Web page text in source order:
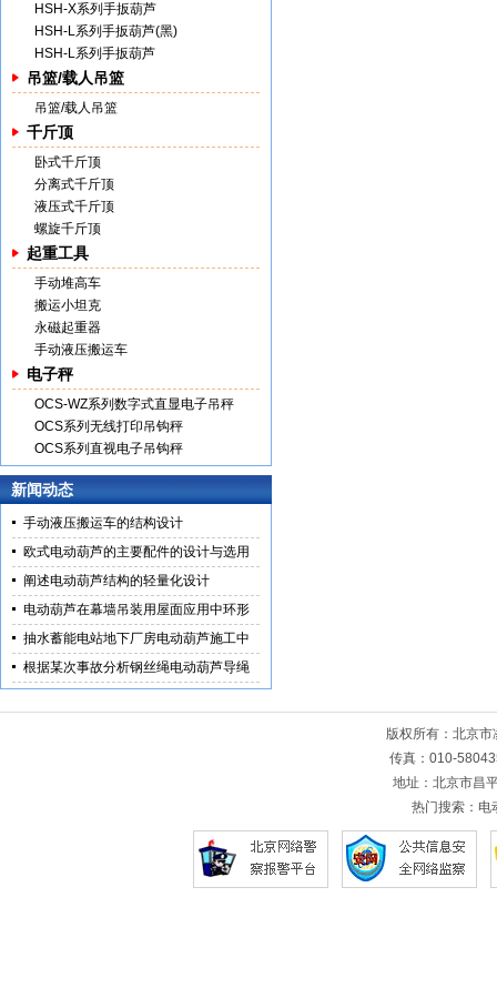
HSH-X系列手扳葫芦
HSH-L系列手扳葫芦(黑)
HSH-L系列手扳葫芦
吊篮/载人吊篮
吊篮/载人吊篮
千斤顶
卧式千斤顶
分离式千斤顶
液压式千斤顶
螺旋千斤顶
起重工具
手动堆高车
搬运小坦克
永磁起重器
手动液压搬运车
电子秤
OCS-WZ系列数字式直显电子吊秤
OCS系列无线打印吊钩秤
OCS系列直视电子吊钩秤
新闻动态
手动液压搬运车的结构设计
欧式电动葫芦的主要配件的设计与选用
阐述电动葫芦结构的轻量化设计
电动葫芦在幕墙吊装用屋面应用中环形
抽水蓄能电站地下厂房电动葫芦施工中
根据某次事故分析钢丝绳电动葫芦导绳
版权所有：北京
传真：010-
地址：北京市
热门搜索： 电